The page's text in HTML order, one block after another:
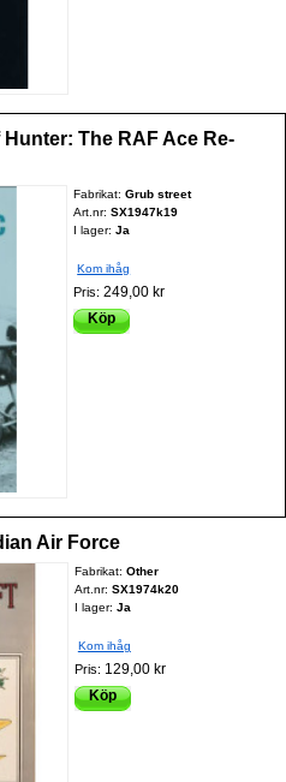
The RAF Ace Re-
Fabrikat:Grub street
Art.nr:SX1947k19
I lager: Ja
Kom ihåg
Pris:249,00 kr
Köp
Air Force
Fabrikat: Other
Art.nr: SX1974k20
I lager: Ja
Kom ihåg
Pris: 129,00 kr
Köp